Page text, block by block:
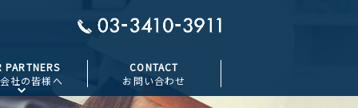
PARTNERS
社の皆様へ
CONTACT
お問い合わせ